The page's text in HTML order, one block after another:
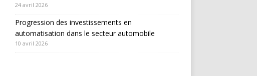
24 avril 2026
Progression des investissements en
automatisation dans le secteur automobile
10 avril 2026